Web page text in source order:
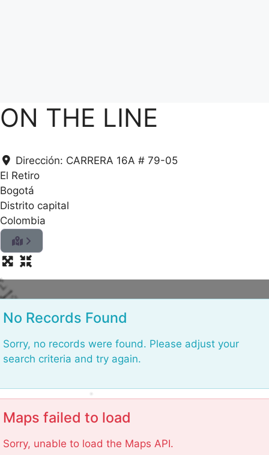
ON THE LINE
Dirección: CARRERA 16A # 79-05
El Retiro
Bogotá
Distrito capital
Colombia
No Records Found
Sorry, no records were found. Please adjust your
search criteria and try again.
Maps failed to load
Sorry, unable to load the Maps API.